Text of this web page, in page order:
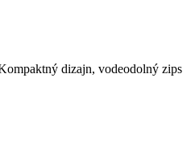
dizajn, vodeodolný zips